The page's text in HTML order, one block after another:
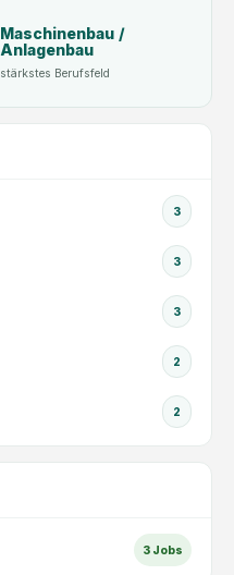
Maschinenbau /
Anlagenbau
stärkstes Berufsfeld
3
3
3
2
2
3 Jobs